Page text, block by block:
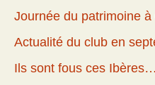
Journée du patrimoine à
Actualité du club en
Ils sont fous ces Ibères…